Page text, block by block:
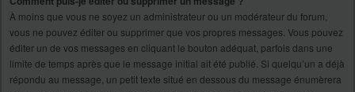
À moins que vous ne soyez un administrateur ou un modérateur du forum,
vous ne pouvez éditer ou supprimer que vos propres messages. Vous pouvez
éditer un de vos messages en cliquant le bouton adéquat, parfois dans une
limite de temps après que le message initial ait été publié. Si quelqu’un a déjà
répondu au message, un petit texte situé en dessous du message énumèrera